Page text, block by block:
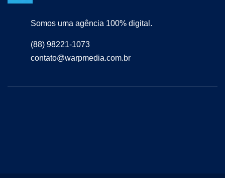
Somos uma agência 100% digital.
(88) 98221-1073
contato@warpmedia.com.br